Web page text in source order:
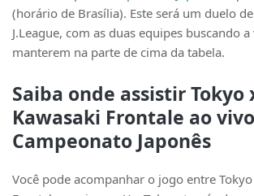
(horário de Brasília). Este será um duelo
J.League, com as duas equipes buscando
manterem na parte de cima da tabela.
Saiba onde assistir Tokyo
Kawasaki Frontale ao
Campeonato Japonês
Você pode acompanhar o jogo entre Tokyo